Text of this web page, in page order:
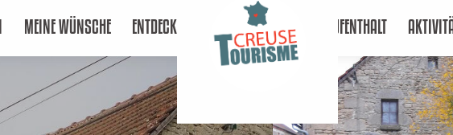
MEINE WÜNSCHE ENTDECKEN AUFENTHALT